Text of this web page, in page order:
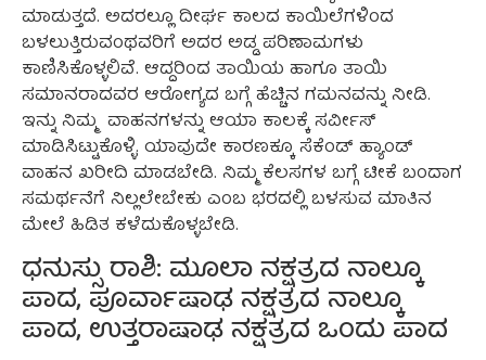
ಮಾಡುತ್ತದೆ. ಅದರಲ್ಲೂ ದೀರ್ಘ ಕಾಲದ ಕಾಯಿಲೆಗಳಿಂದ
ಬಳಲುತ್ತಿರುವಂಥವರಿಗೆ ಅದರ ಅಡ್ಡ ಪರಿಣಾಮಗಳು
ಕಾಣಿಸಿಕೊಳ್ಳಲಿವೆ. ಆದ್ದರಿಂದ ತಾಯಿಯ ಹಾಗೂ ತಾಯಿ
ಸಮಾನರಾದವರ ಆರೋಗ್ಯದ ಬಗ್ಗೆ ಹೆಚ್ಚಿನ ಗಮನವನ್ನು ನೀಡಿ.
ಇನ್ನು ನಿಮ್ಮ ವಾಹನಗಳನ್ನು ಆಯಾ ಕಾಲಕ್ಕೆ ಸರ್ವೀಸ್
ಮಾಡಿಸಿಟ್ಟುಕೊಳ್ಳಿ. ಯಾವುದೇ ಕಾರಣಕ್ಕೂ ಸೆಕೆಂಡ್ ಹ್ಯಾಂಡ್
ವಾಹನ ಖರೀದಿ ಮಾಡಬೇಡಿ. ನಿಮ್ಮ ಕೆಲಸಗಳ ಬಗ್ಗೆ ಟೀಕೆ ಬಂದಾಗ
ಸಮರ್ಥನೆಗೆ ನಿಲ್ಲಲೇಬೇಕು ಎಂಬ ಭರದಲ್ಲಿ ಬಳಸುವ ಮಾತಿನ
ಮೇಲೆ ಹಿಡಿತ ಕಳೆದುಕೊಳ್ಳಬೇಡಿ.
ಧನುಸ್ಸು ರಾಶಿ: ಮೂಲಾ ನಕ್ಷತ್ರದ ನಾಲ್ಕೂ
ಪಾದ, ಪೂರ್ವಾಷಾಢ ನಕ್ಷತ್ರದ ನಾಲ್ಕೂ
ಪಾದ, ಉತ್ತರಾಷಾಢ ನಕ್ಷತ್ರದ ಒಂದು ಪಾದ